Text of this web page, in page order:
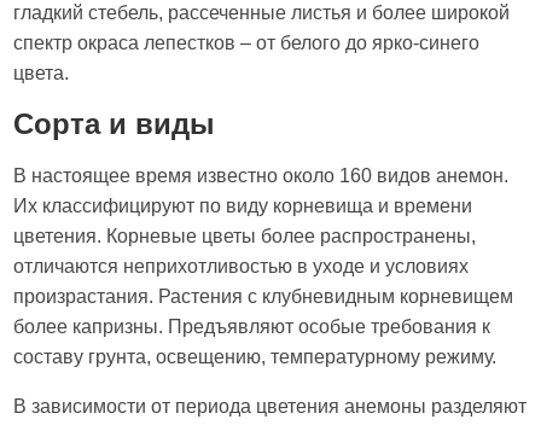
гладкий стебель, рассеченные листья и более широкой
спектр окраса лепестков – от белого до ярко-синего
цвета.
Сорта и виды
В настоящее время известно около 160 видов анемон.
Их классифицируют по виду корневища и времени
цветения. Корневые цветы более распространены,
отличаются неприхотливостью в уходе и условиях
произрастания. Растения с клубневидным корневищем
более капризны. Предъявляют особые требования к
составу грунта, освещению, температурному режиму.
В зависимости от периода цветения анемоны разделяют